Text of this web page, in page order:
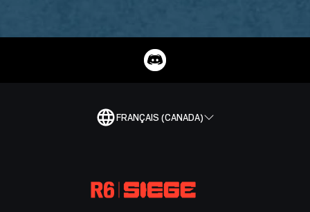
FRANÇAIS (CANADA)